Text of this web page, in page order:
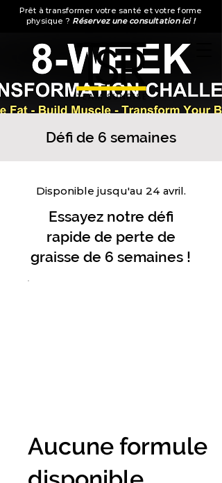
Prêt à transformer votre santé et votre forme
physique ? Réservez une consultation ici !
Défi de 6 semaines
Disponible jusqu'au 24 avril.
Essayez notre défi
rapide de perte de
graisse de 6 semaines !
Aucune formule